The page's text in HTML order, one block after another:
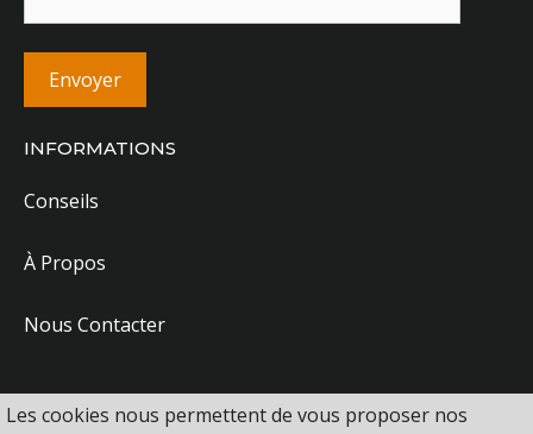
INFORMATIONS
Conseils
À Propos
Nous Contacter
Les cookies nous permettent de vous proposer nos